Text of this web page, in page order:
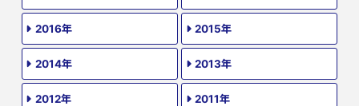
2016年 2015年
2014年 2013年
2012年 2011年